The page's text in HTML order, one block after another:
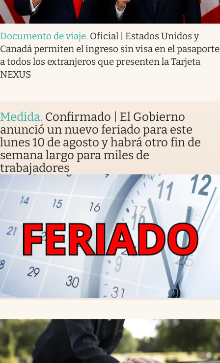
Documento de viaje. Oficial | Estados Unidos y
Canadá permiten el ingreso sin visa en el pasaporte
a todos los extranjeros que presenten la Tarjeta
NEXUS
Medida. Confirmado | El Gobierno
anunció un nuevo feriado para este
lunes 10 de agosto y habrá otro fin de
semana largo para miles de
trabajadores